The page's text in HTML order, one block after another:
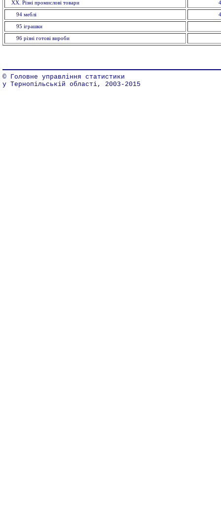
XX. Рiзнi промислові товари
94 меблi
95 іграшки
96 рiзнi готовi вироби
© Головне управління статистики
у Тернопільській області, 2003-2015